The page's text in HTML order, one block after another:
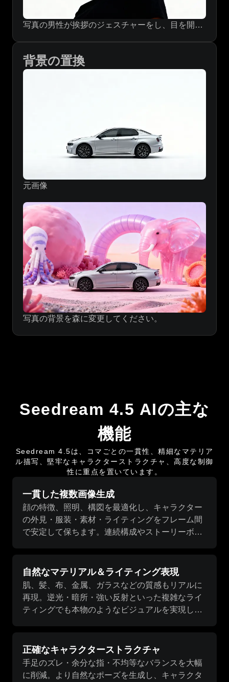
写真の男性が挨拶のジェスチャーをし、目を開けて幸せそうに微笑んでいます。
背景の置換
元画像
写真の背景を森に変更してください。
Seedream 4.5 AIの主な
機能
Seedream 4.5は、コマごとの一貫性、精細なマテリア
ル描写、堅牢なキャラクターストラクチャ、高度な制御
性に重点を置いています。
一貫した複数画像生成
顔の特徴、照明、構図を最適化し、キャラクター
の外見・服装・素材・ライティングをフレーム間
で安定して保ちます。連続構成やストーリーボー
自然なマテリアル＆ライティング表現
肌、髪、布、金属、ガラスなどの質感もリアルに
再現。逆光・暗所・強い反射といった複雑なライ
ティングでも本物のようなビジュアルを実現し、
正確なキャラクターストラクチャ
手足のズレ・余分な指・不均等なバランスを大幅
に削減。より自然なポーズを生成し、キャラクタ